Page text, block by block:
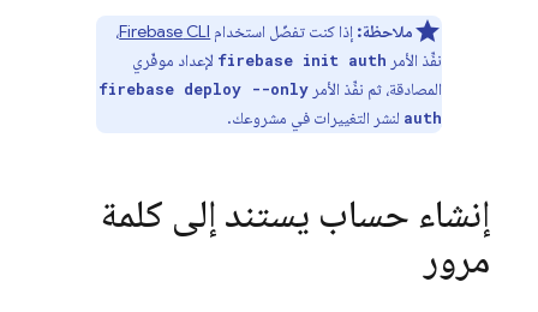
ملاحظة: إذا كنت تفضّل استخدام Firebase CLI
،
نفِّذ الأمر firebase init auth لإعداد موفّري
المصادقة، ثم نفِّذ الأمر firebase deploy --only
auth لنشر التغييرات في مشروعك.
إنشاء حساب يستند إلى كلمة
مرور